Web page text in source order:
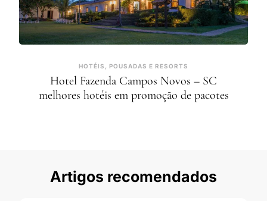
HOTÉIS, POUSADAS E RESORTS
Hotel Fazenda Campos Novos – SC
melhores hotéis em promoção de pacotes
Artigos recomendados